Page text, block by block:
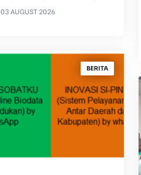
Kegiatan Bakti Sosial...
03 AUGUST 2026
BERITA